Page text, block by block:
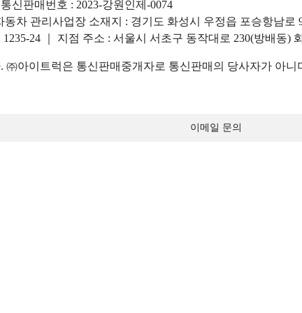
통신판매번호 : 2023-강원인제-0074
동차 관리사업장 소재지 : 경기도 화성시 우정읍 포승항남로
24 ｜ 지점 주소 : 서울시 서초구 동작대로 230(방배동)
아이트럭은 통신판매중개자로 통신판매의 당사자가 아
이메일 문의